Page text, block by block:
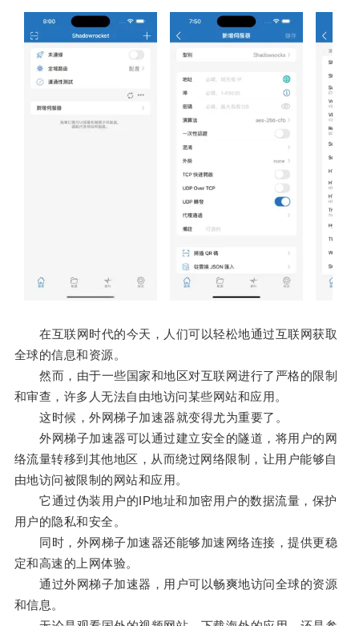
在互联网时代的今天，人们可以轻松地通过互联网获取
全球的信息和资源。
然而，由于一些国家和地区对互联网进行了严格的限制
和审查，许多人无法自由地访问某些网站和应用。
这时候，外网梯子加速器就变得尤为重要了。
外网梯子加速器可以通过建立安全的隧道，将用户的网
络流量转移到其他地区，从而绕过网络限制，让用户能够自
由地访问被限制的网站和应用。
它通过伪装用户的IP地址和加密用户的数据流量，保护
用户的隐私和安全。
同时，外网梯子加速器还能够加速网络连接，提供更稳
定和高速的上网体验。
通过外网梯子加速器，用户可以畅爽地访问全球的资源
和信息。